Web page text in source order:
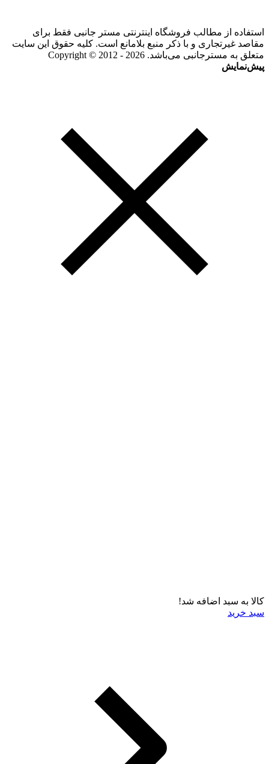
استفاده از مطالب فروشگاه اینترنتی مستر جانبی فقط برای
مقاصد غیرتجاری و با ذکر منبع بلامانع است. کلیه حقوق این سایت
متعلق به مسترجانبی می‌باشد. Copyright © 2012 - 2026
پیش‌نمایش
کالا به سبد اضافه شد!
سبد خرید